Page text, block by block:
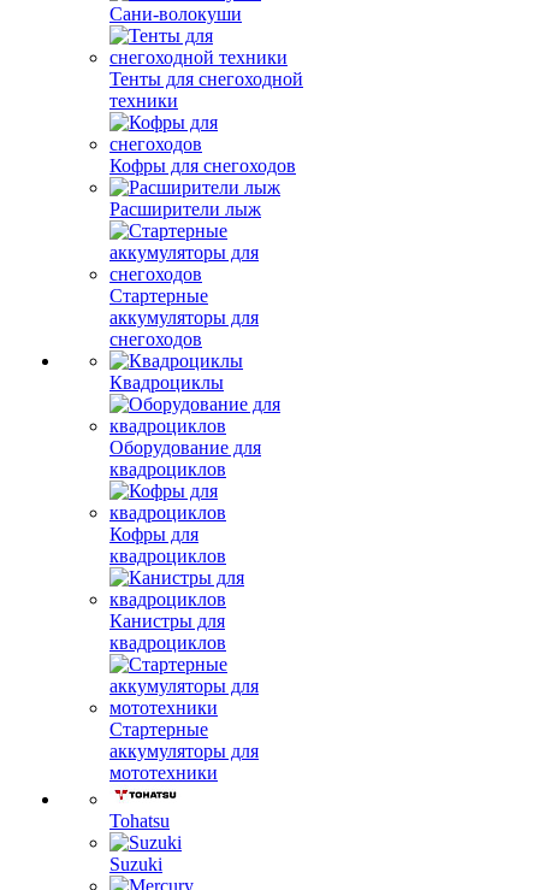
Сани-волокуши
Тенты для снегоходной
техники
Кофры для снегоходов
Расширители лыж
Стартерные
аккумуляторы для
снегоходов
Квадроциклы
Оборудование для
квадроциклов
Кофры для
квадроциклов
Канистры для
квадроциклов
Стартерные
аккумуляторы для
мототехники
Tohatsu
Suzuki